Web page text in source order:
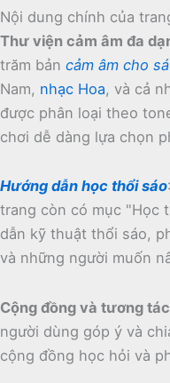
Nội dung chính của
Thư viện cảm âm đa
trăm bản cảm âm cho
Nam, nhạc Hoa, và cả
được phân loại theo
chơi dễ dàng lựa chọn
Hướng dẫn học thổi sáo:
trang còn có mục "Học
dẫn kỹ thuật thổi sáo,
và những người muốn
Cộng đồng và tương tác
người dùng góp ý và
cộng đồng học hỏi và